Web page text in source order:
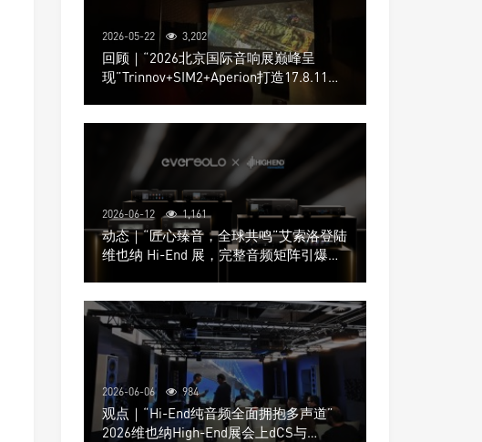
2026-05-22 3,202
回顾｜“2026北京国际音响展巅峰呈
现”Trinnov+SIM2+Aperion打造17.8.11声
2026-06-12 1,161
动态｜“匠心臻音，全球共鸣”艾索洛登陆
维也纳 Hi-End 展，完整音频矩阵引爆关
2026-06-06 984
观点｜“Hi-End纯音频全面拥抱多声道”
2026维也纳High-End展会上dCS与